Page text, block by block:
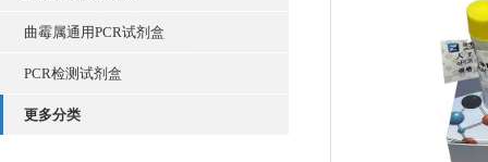
曲霉属通用PCR试剂盒
PCR检测试剂盒
更多分类